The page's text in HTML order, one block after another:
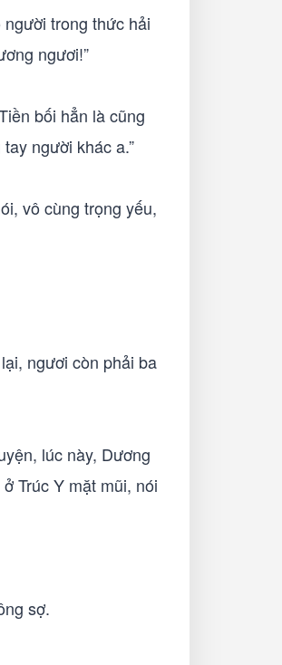
trong thức hải
ngươi!”
bối hẳn là cũng
người khác a.”
vô cùng trọng yếu,
ngươi còn phải ba
lúc này, Dương
Trúc Y mặt mũi, nói
sợ.